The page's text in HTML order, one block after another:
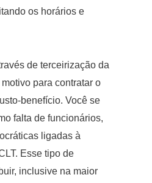
os horários e
de terceirização da
para contratar o
benefício. Você se
falta de funcionários,
ligadas à
Esse tipo de
inclusive na maior